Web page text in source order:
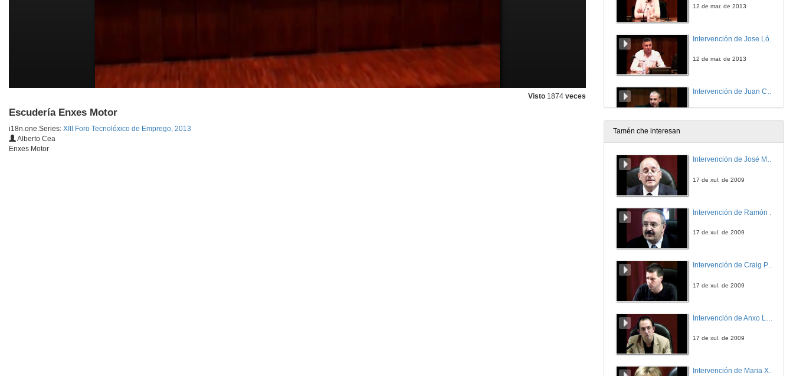
Visto 1874 veces
Escudería Enxes Motor
i18n.one.Series: XIII Foro Tecnolóxico de Emprego, 2013
Alberto Cea
Enxes Motor
12 de mar. de 2013
12 de mar. de 2013
Intervención de Juan Campos
Intervención de Julio Borja
Tamén che interesan
Intervención de José Maria Barja
17 de xul. de 2009
17 de xul. de 2009
Intervención de Craig Patterson
17 de xul. de 2009
17 de xul. de 2009
Intervención de Maria Xosé